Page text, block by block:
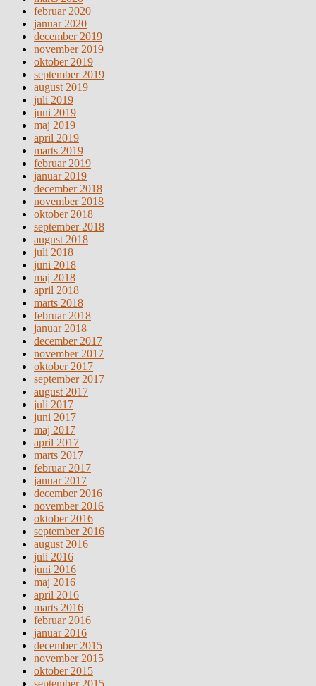
februar 2020
januar 2020
december 2019
november 2019
oktober 2019
september 2019
august 2019
juli 2019
juni 2019
maj 2019
april 2019
marts 2019
februar 2019
januar 2019
december 2018
november 2018
oktober 2018
september 2018
august 2018
juli 2018
juni 2018
maj 2018
april 2018
marts 2018
februar 2018
januar 2018
december 2017
november 2017
oktober 2017
september 2017
august 2017
juli 2017
juni 2017
maj 2017
april 2017
marts 2017
februar 2017
januar 2017
december 2016
november 2016
oktober 2016
september 2016
august 2016
juli 2016
juni 2016
maj 2016
april 2016
marts 2016
februar 2016
januar 2016
december 2015
november 2015
oktober 2015
september 2015